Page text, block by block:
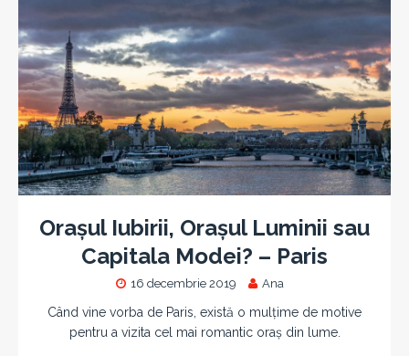
Orașul Iubirii, Orașul Luminii sau
Capitala Modei? – Paris
16 decembrie 2019 Ana
Când vine vorba de Paris, există o mulțime de motive
pentru a vizita cel mai romantic oraș din lume.